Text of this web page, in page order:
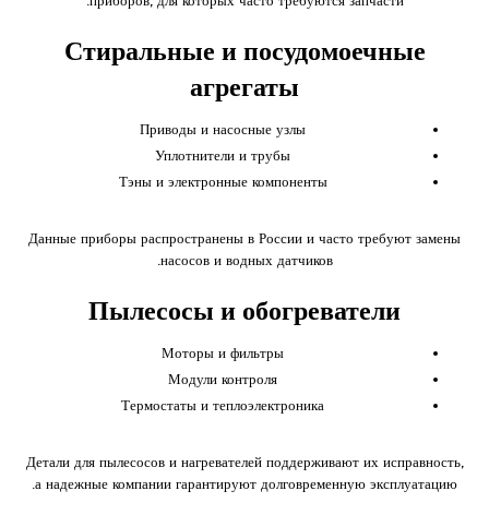
Стиральные и посудомоечные
агрегаты
Приводы и насосные узлы
Уплотнители и трубы
Тэны и электронные компоненты
Данные приборы распространены в России и часто требуют замены
насосов и водных датчиков.
Пылесосы и обогреватели
Моторы и фильтры
Модули контроля
Термостаты и теплоэлектроника
Детали для пылесосов и нагревателей поддерживают их исправность,
а надежные компании гарантируют долговременную эксплуатацию.